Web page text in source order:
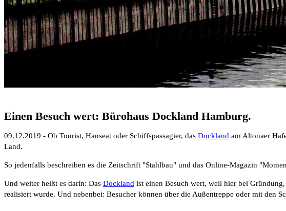
Einen Besuch wert: Bürohaus Dockland Hamburg.
09.12.2019 - Ob Tourist, Hanseat oder Schiffspassagier, das Dockland am Altonaer
Land.
So jedenfalls beschreiben es die Zeitschrift "Stahlbau" und das Online-Magazin
Und weiter heißt es darin: Das Dockland ist einen Besuch wert, weil hier bei
realisiert wurde. Und nebenbei: Besucher können über die Außentreppe oder mit den